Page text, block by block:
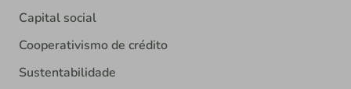
Capital social
Cooperativismo de crédito
Sustentabilidade